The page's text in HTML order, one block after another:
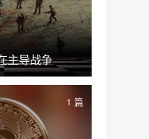
主导战争
1 篇